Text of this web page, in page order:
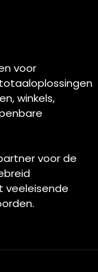
voor
winkels,
voor de
veeleisende